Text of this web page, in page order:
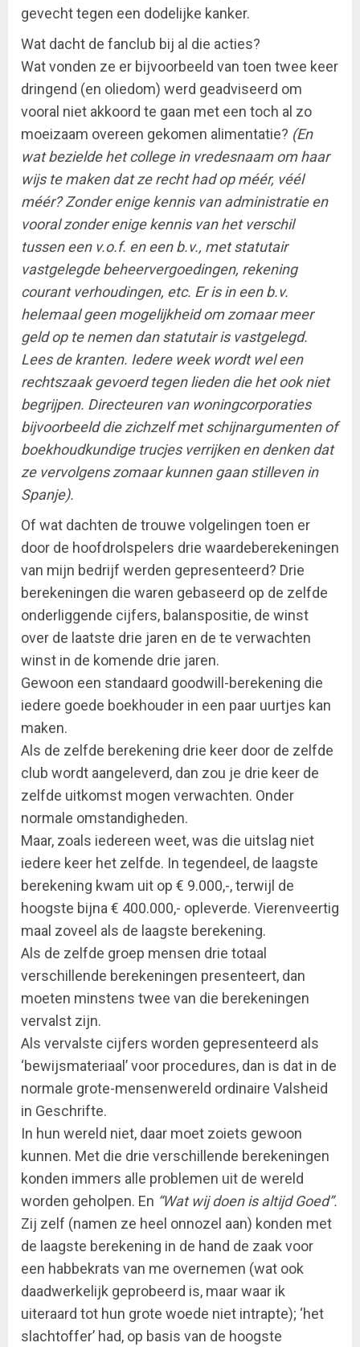
gevecht tegen een dodelijke kanker.
Wat dacht de fanclub bij al die acties?
Wat vonden ze er bijvoorbeeld van toen twee keer
dringend (en oliedom) werd geadviseerd om
vooral niet akkoord te gaan met een toch al zo
moeizaam overeen gekomen alimentatie? (En
wat bezielde het college in vredesnaam om haar
wijs te maken dat ze recht had op méér, véél
méér? Zonder enige kennis van administratie en
vooral zonder enige kennis van het verschil
tussen een v.o.f. en een b.v., met statutair
vastgelegde beheervergoedingen, rekening
courant verhoudingen, etc. Er is in een b.v.
helemaal geen mogelijkheid om zomaar meer
geld op te nemen dan statutair is vastgelegd.
Lees de kranten. Iedere week wordt wel een
rechtszaak gevoerd tegen lieden die het ook niet
begrijpen. Directeuren van woningcorporaties
bijvoorbeeld die zichzelf met schijnargumenten of
boekhoudkundige trucjes verrijken en denken dat
ze vervolgens zomaar kunnen gaan stilleven in
Spanje).
Of wat dachten de trouwe volgelingen toen er
door de hoofdrolspelers drie waardeberekeningen
van mijn bedrijf werden gepresenteerd? Drie
berekeningen die waren gebaseerd op de zelfde
onderliggende cijfers, balanspositie, de winst
over de laatste drie jaren en de te verwachten
winst in de komende drie jaren.
Gewoon een standaard goodwill-berekening die
iedere goede boekhouder in een paar uurtjes kan
maken.
Als de zelfde berekening drie keer door de zelfde
club wordt aangeleverd, dan zou je drie keer de
zelfde uitkomst mogen verwachten. Onder
normale omstandigheden.
Maar, zoals iedereen weet, was die uitslag niet
iedere keer het zelfde. In tegendeel, de laagste
berekening kwam uit op € 9.000,-, terwijl de
hoogste bijna € 400.000,- opleverde. Vierenveertig
maal zoveel als de laagste berekening.
Als de zelfde groep mensen drie totaal
verschillende berekeningen presenteert, dan
moeten minstens twee van die berekeningen
vervalst zijn.
Als vervalste cijfers worden gepresenteerd als
‘bewijsmateriaal’ voor procedures, dan is dat in de
normale grote-mensenwereld ordinaire Valsheid
in Geschrifte.
In hun wereld niet, daar moet zoiets gewoon
kunnen. Met die drie verschillende berekeningen
konden immers alle problemen uit de wereld
worden geholpen. En “Wat wij doen is altijd Goed”.
Zij zelf (namen ze heel onnozel aan) konden met
de laagste berekening in de hand de zaak voor
een habbekrats van me overnemen (wat ook
daadwerkelijk geprobeerd is, maar waar ik
uiteraard tot hun grote woede niet intrapte); ‘het
slachtoffer’ had, op basis van de hoogste